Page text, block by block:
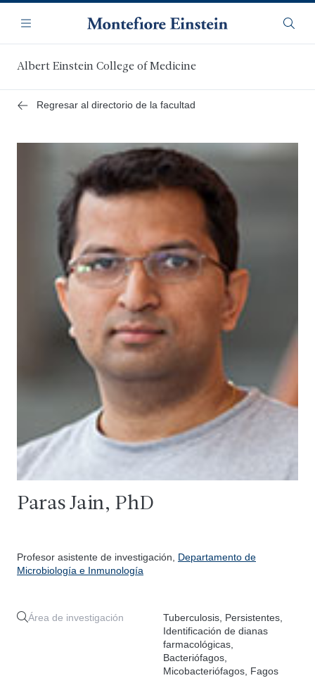
contenido
principal
Navegación
Menú
Albert Einstein College of Medicine
Regresar al directorio de la facultad
Paras Jain, PhD
Profesor asistente de investigación, Departamento de
Microbiología e Inmunología
Área de investigación
Tuberculosis, Persistentes,
Identificación de dianas
farmacológicas,
Bacteriófagos,
Micobacteriófagos, Fagos